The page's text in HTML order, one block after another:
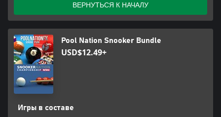
ВЕРНУТЬСЯ К НАЧАЛУ
Pool Nation Snooker Bundle
USD$12.49+
Игры в составе